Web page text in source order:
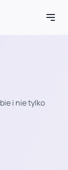
i nie tylko